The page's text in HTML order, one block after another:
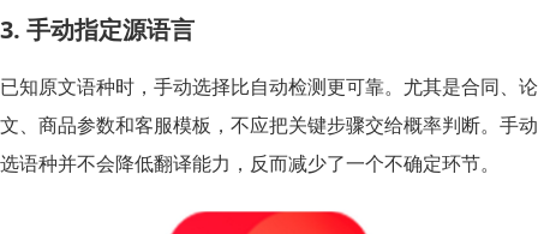
3. 手动指定源语言
已知原文语种时，手动选择比自动检测更可靠。尤其是合同、论
文、商品参数和客服模板，不应把关键步骤交给概率判断。手动
选语种并不会降低翻译能力，反而减少了一个不确定环节。